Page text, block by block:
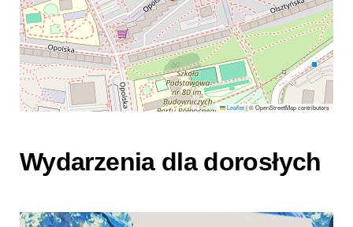
Leaflet|© OpenStreetMap contributors
Wydarzenia dla dorosłych